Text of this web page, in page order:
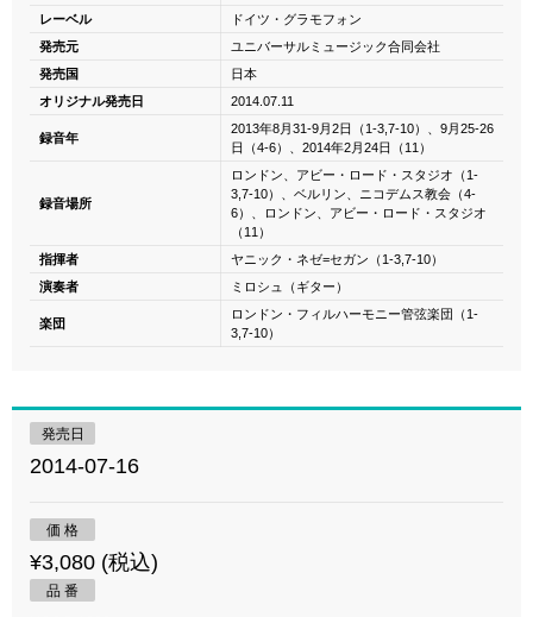
レーベル
ドイツ・グラモフォン
発売元
ユニバーサルミュージック合同会社
発売国
日本
オリジナル発売日
2014.07.11
録音年
2013年8月31-9月2日（1-3,7-10）、9月25-26
日（4-6）、2014年2月24日（11）
録音場所
ロンドン、アビー・ロード・スタジオ（1-
3,7-10）、ベルリン、ニコデムス教会（4-
6）、ロンドン、アビー・ロード・スタジオ
（11）
指揮者
ヤニック・ネゼ=セガン（1-3,7-10）
演奏者
ミロシュ（ギター）
楽団
ロンドン・フィルハーモニー管弦楽団（1-
3,7-10）
発売日
2014-07-16
価 格
¥3,080 (税込)
品 番